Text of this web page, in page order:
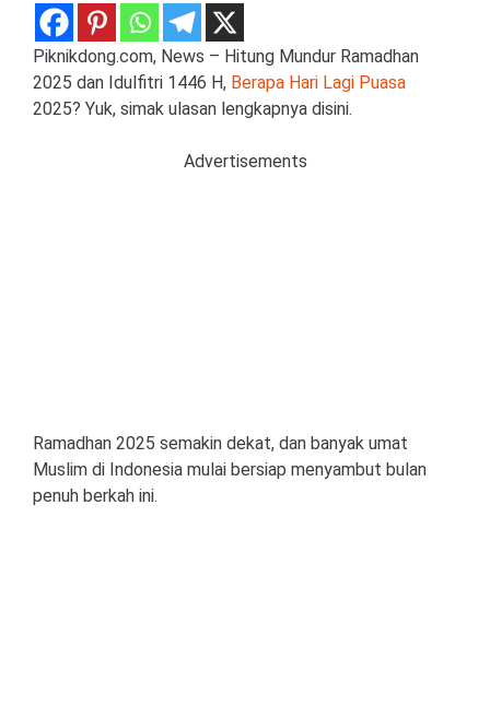
Piknikdong.com, News – Hitung Mundur Ramadhan
2025 dan Idulfitri 1446 H, Berapa Hari Lagi Puasa
2025? Yuk, simak ulasan lengkapnya disini.
Advertisements
Ramadhan 2025 semakin dekat, dan banyak umat
Muslim di Indonesia mulai bersiap menyambut bulan
penuh berkah ini.